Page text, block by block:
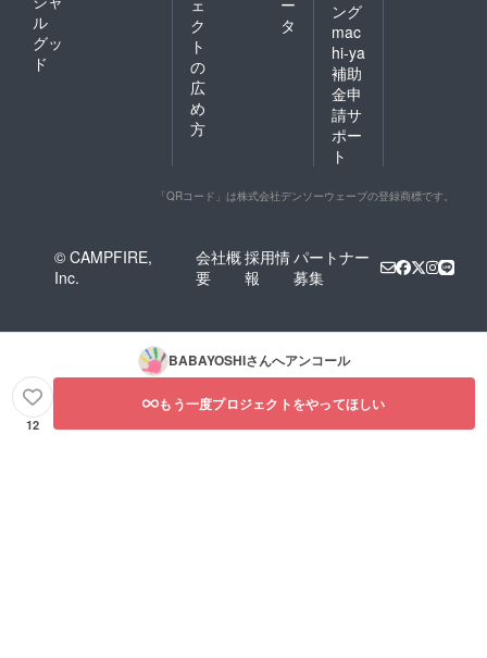
ル
グッ
ド
ク
ト
の
広
め
方
タ
ング
mac
hi-ya
補助
金申
請サ
ポー
ト
「QRコード」は株式会社デンソーウェーブの登録商標です。
© CAMPFIRE,
Inc.
会社概
要
採用情
報
パートナー
募集
BABAYOSHIさんへアンコール
12
もう一度プロジェクトをやってほしい